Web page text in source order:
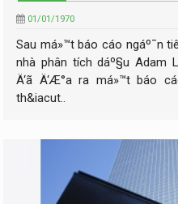
01/01/1970
Sau má»™t báo cáo ngáº¯n
nhà phân tích dáº§u Adam
Ä‘ã Ä‘Æ°a ra má»™t báo
th&iacut..